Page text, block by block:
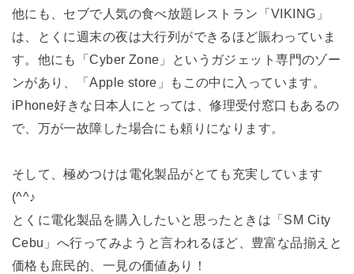
他にも、セブで人気の食べ放題レストラン「VIKING」
は、とくに週末の夜は大行列ができるほど賑わっていま
す。他にも「Cyber Zone」というガジェット専門のゾー
ンがあり、「Apple store」もこの中に入っています。
iPhone好きな日本人にとっては、修理受付窓口もあるの
で、万が一故障した場合にも頼りになります。
そして、極めつけは電化製品がとても充実しています
(^^♪
とくに電化製品を購入したいと思ったときは「SM City
Cebu」へ行ってみようと言われるほど、豊富な品揃えと
価格も庶民的、一見の価値あり！